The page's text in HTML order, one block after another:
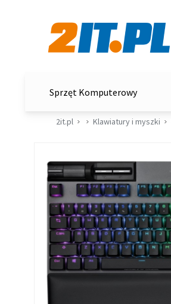
Sprzęt Komputerowy
2it.pl Klawiatury i myszki